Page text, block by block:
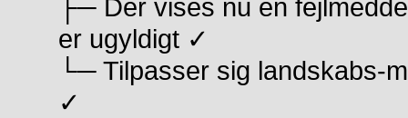
├─ Der vises nu en
er ugyldigt ✓
└─ Tilpasser sig landskabs-
✓